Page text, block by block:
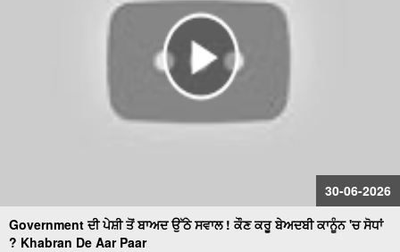
30-06-2026
Government ਦੀ ਪੇਸ਼ੀ ਤੋਂ ਬਾਅਦ ਉੱਠੇ ਸਵਾਲ ! ਕੌਣ ਕਰੂ ਬੇਅਦਬੀ ਕਾਨੂੰਨ 'ਚ ਸੋਧਾਂ
? Khabran De Aar Paar